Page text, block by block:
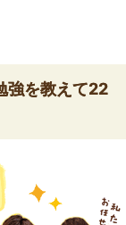
強を教えて22